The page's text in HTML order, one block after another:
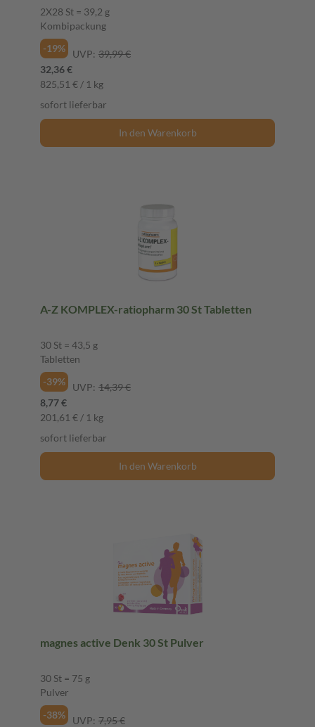
2X28 St = 39,2 g
Kombipackung
-19%
UVP: 39,99 €
32,36 €
825,51 € / 1 kg
sofort lieferbar
In den Warenkorb
A-Z KOMPLEX-ratiopharm 30 St Tabletten
30 St = 43,5 g
Tabletten
-39%
UVP: 14,39 €
8,77 €
201,61 € / 1 kg
sofort lieferbar
In den Warenkorb
magnes active Denk 30 St Pulver
30 St = 75 g
Pulver
-38%
UVP: 7,95 €